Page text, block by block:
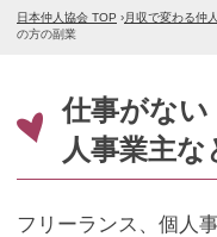
日本仲人協会 TOP ›月収で変わる仲
の方の副業
仕事がない
人事業主
フリーランス、個人